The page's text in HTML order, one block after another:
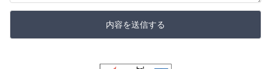
内容を送信する